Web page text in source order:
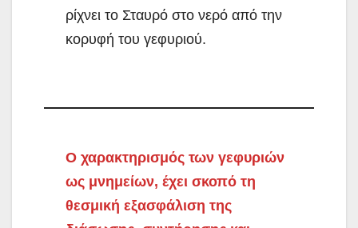
ρίχνει το Σταυρό στο νερό από την
κορυφή του γεφυριού.
Ο χαρακτηρισμός των γεφυριών
ως μνημείων, έχει σκοπό τη
θεσμική εξασφάλιση της